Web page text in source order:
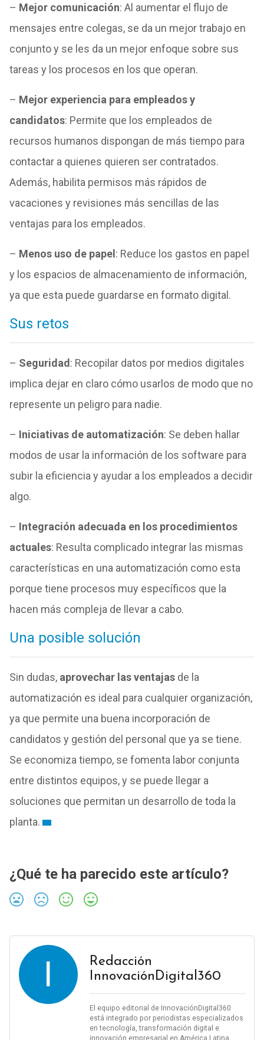
– Mejor comunicación: Al aumentar el flujo de
mensajes entre colegas, se da un mejor trabajo en
conjunto y se les da un mejor enfoque sobre sus
tareas y los procesos en los que operan.
– Mejor experiencia para empleados y
candidatos: Permite que los empleados de
recursos humanos dispongan de más tiempo para
contactar a quienes quieren ser contratados.
Además, habilita permisos más rápidos de
vacaciones y revisiones más sencillas de las
ventajas para los empleados.
– Menos uso de papel : Reduce los gastos en papel
y los espacios de almacenamiento de información,
ya que esta puede guardarse en formato digital.
Sus retos
– Seguridad : Recopilar datos por medios digitales
implica dejar en claro cómo usarlos de modo que no
represente un peligro para nadie.
– Iniciativas de automatización: Se deben hallar
modos de usar la información de los software para
subir la eficiencia y ayudar a los empleados a decidir
algo.
– Integración adecuada en los procedimientos
actuales: Resulta complicado integrar las mismas
características en una automatización como esta
porque tiene procesos muy específicos que la
hacen más compleja de llevar a cabo.
Una posible solución
Sin dudas, aprovechar las ventajasde la
automatización es ideal para cualquier organización,
ya que permite una buena incorporación de
candidatos y gestión del personal que ya se tiene.
Se economiza tiempo, se fomenta labor conjunta
entre distintos equipos, y se puede llegar a
soluciones que permitan un desarrollo de toda la
planta.
¿Qué te ha parecido este artículo?
I
Redacción
InnovaciónDigital360
El equipo editorial de InnovaciónDigital360
está integrado por periodistas especializados
en tecnología, transformación digital e
innovación empresarial en América Latina.